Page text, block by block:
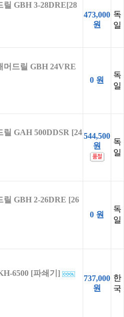
릴 GBH 3-28DRE[28
473,000
원
독
일
머드릴 GBH 24VRE
0 원
독
일
릴 GAH 500DDSR [24 544,500
원
독
일
릴 GBH 2-26DRE [26
0 원
독
일
6500 [파쇄기]
737,000
원
한
국